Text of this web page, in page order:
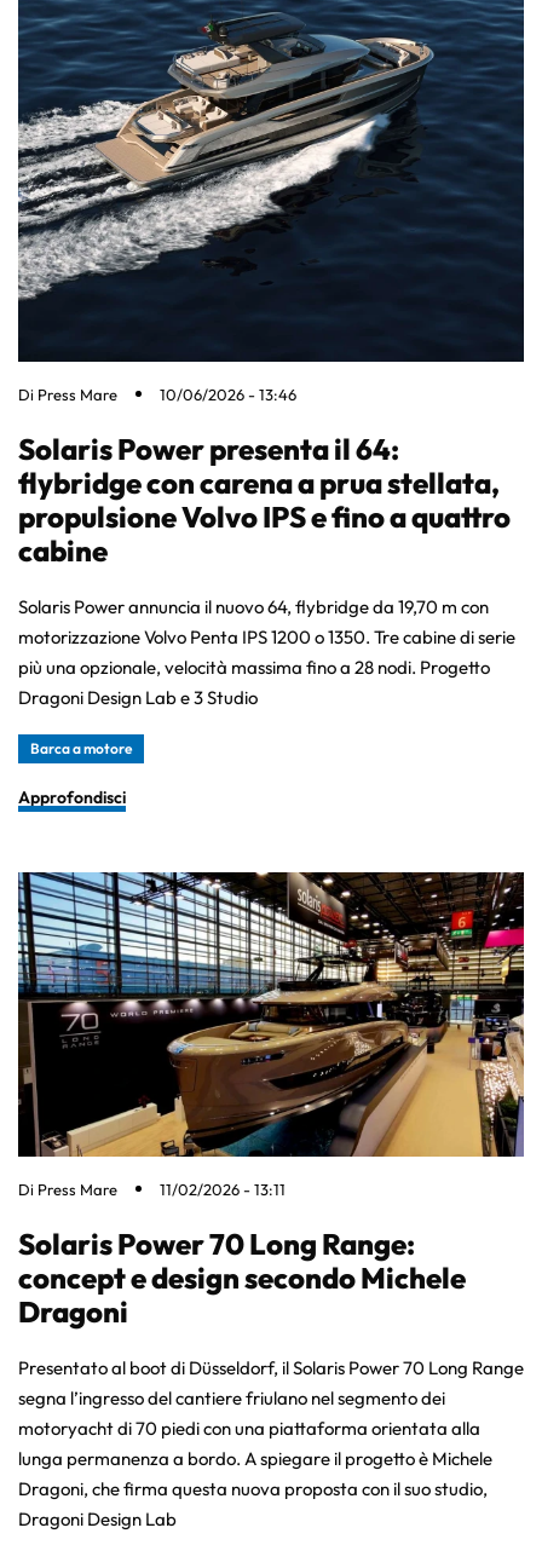
Di Press Mare 10/06/2026 - 13:46
Solaris Power presenta il 64:
flybridge con carena a prua stellata,
propulsione Volvo IPS e fino a quattro
cabine
Solaris Power annuncia il nuovo 64, flybridge da 19,70 m con
motorizzazione Volvo Penta IPS 1200 o 1350. Tre cabine di serie
più una opzionale, velocità massima fino a 28 nodi. Progetto
Dragoni Design Lab e 3 Studio
Barca a motore
Approfondisci
Di Press Mare 11/02/2026 - 13:11
Solaris Power 70 Long Range:
concept e design secondo Michele
Dragoni
Presentato al boot di Düsseldorf, il Solaris Power 70 Long Range
segna l’ingresso del cantiere friulano nel segmento dei
motoryacht di 70 piedi con una piattaforma orientata alla
lunga permanenza a bordo. A spiegare il progetto è Michele
Dragoni, che firma questa nuova proposta con il suo studio,
Dragoni Design Lab